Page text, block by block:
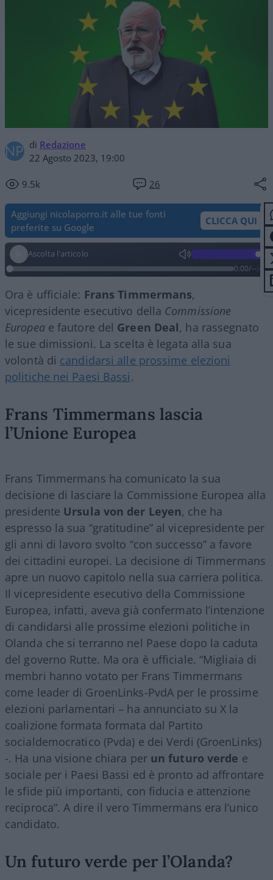
di Redazione
22 Agosto 2023, 19:00
9.5k 26
Aggiungi nicolaporro.it alle tue fonti
preferite su Google
CLICCA QUI
Ascolta l'articolo
0:00/--:--
Ora è ufficiale: Frans Timmermans,
vicepresidente esecutivo della Commissione
Europeae fautore del Green Deal, ha rassegnato
le sue dimissioni. La scelta è legata alla sua
volontà di candidarsi alle prossime elezioni
politiche nei Paesi Bassi.
Frans Timmermans lascia
l’Unione Europea
Frans Timmermans ha comunicato la sua
decisione di lasciare la Commissione Europea alla
presidente Ursula von der Leyen, che ha
espresso la sua “gratitudine” al vicepresidente per
gli anni di lavoro svolto “con successo” a favore
dei cittadini europei. La decisione di Timmermans
apre un nuovo capitolo nella sua carriera politica.
Il vicepresidente esecutivo della Commissione
Europea, infatti, aveva già confermato l’intenzione
di candidarsi alle prossime elezioni politiche in
Olanda che si terranno nel Paese dopo la caduta
del governo Rutte. Ma ora è ufficiale. “Migliaia di
membri hanno votato per FransTimmermans
come leader di GroenLinks-PvdA per le prossime
elezioni parlamentari – ha annunciato su X la
coalizione formata formata dal Partito
socialdemocratico (Pvda) e dei Verdi (GroenLinks)
-. Ha una visione chiara per un futuro verde e
sociale per i Paesi Bassi ed è pronto ad affrontare
le sfide più importanti, con fiducia e attenzione
reciproca”. A dire il vero Timmermans era l’unico
candidato.
Un futuro verde per l’Olanda?